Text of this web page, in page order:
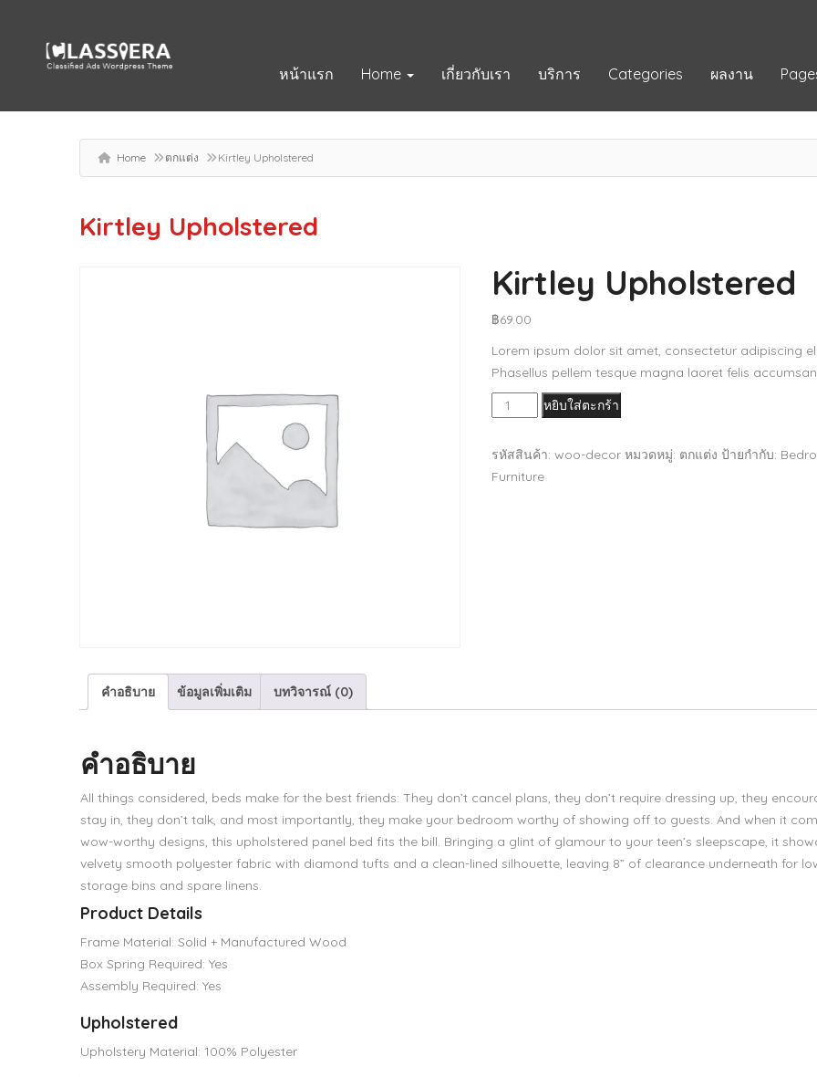
หน้าแรก Home เกี่ยวกับเรา บริการ Categories ผลงาน
Home ตกแต่ง Kirtley Upholstered
Kirtley Upholstered
Kirtley Upholstered
฿69.00
Lorem ipsum dolor sit amet, consectetur adipiscing
Phasellus pellem tesque magna laoret felis
จำนวน
Upholstered
หยิบใส่ตะกร้า
รหัสสินค้า:woo-decor หมวดหมู่: ตกแต่ง ป้ายกำกับ:
Furniture
คำอธิบาย ข้อมูลเพิ่มเติม บทวิจารณ์ (0)
คำอธิบาย
All things considered, beds make for the best friends: They don’t cancel plans, they don’t require dressing up, they
stay in, they don’t talk, and most importantly, they make your bedroom worthy of showing off to guests. And when it
wow-worthy designs, this upholstered panel bed fits the bill. Bringing a glint of glamour to your teen’s sleepscape, it
velvety smooth polyester fabric with diamond tufts and a clean-lined silhouette, leaving 8” of clearance underneath for
storage bins and spare linens.
Product Details
Frame Material: Solid + Manufactured Wood
Box Spring Required: Yes
Assembly Required: Yes
Upholstered
Upholstery Material: 100% Polyester